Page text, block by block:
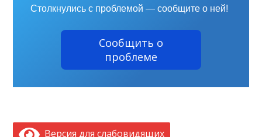
Столкнулись с проблемой — сообщите о ней!
Сообщить о
проблеме
Версия для слабовидящих